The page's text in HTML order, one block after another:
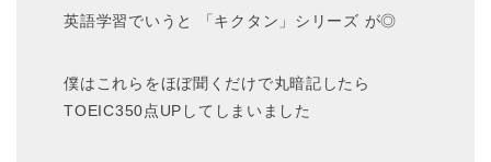
英語学習でいうと 「キクタン」シリーズ が◎
僕はこれらをほぼ聞くだけで丸暗記したら
TOEIC350点UPしてしまいました